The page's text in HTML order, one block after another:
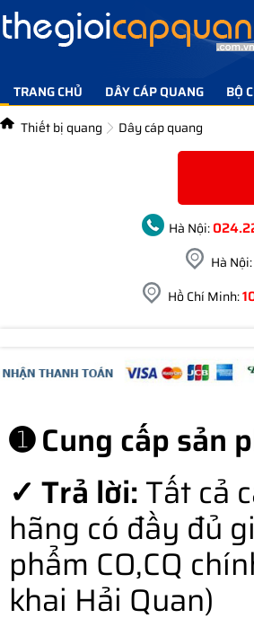
TRANG CHỦ DÂY CÁP QUANG BỘ
TIN TỨC GIẢI PHÁP
LIÊN HỆ
Thiết bị quang Dây cáp quang
Hà Nội:
Hà Nội:
Hồ Chí Minh:
➊ Cung cấp sản
✓ Trả lời:Tất cả
hãng có đầy đủ
phẩm CO,CQ
khai Hải Quan)